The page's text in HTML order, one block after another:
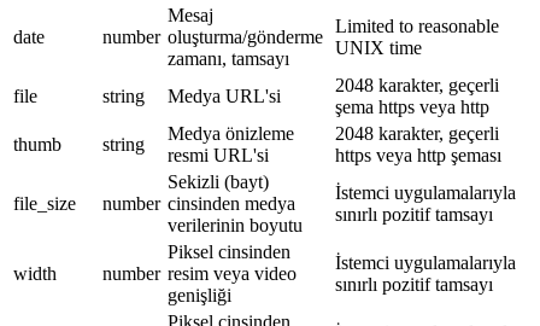
date number
Mesaj
oluşturma/gönderme
zamanı, tamsayı
Limited to reasonable
UNIX time
file string Medya URL'si
2048 karakter, geçerli
şema https veya http
thumb
string
Medya önizleme
resmi URL'si
2048 karakter, geçerli
https veya http şeması
file_size number
Sekizli (bayt)
cinsinden medya
verilerinin boyutu
İstemci uygulamalarıyla
sınırlı pozitif tamsayı
width number
Piksel cinsinden
resim veya video
genişliği
İstemci uygulamalarıyla
sınırlı pozitif tamsayı
Piksel cinsinden